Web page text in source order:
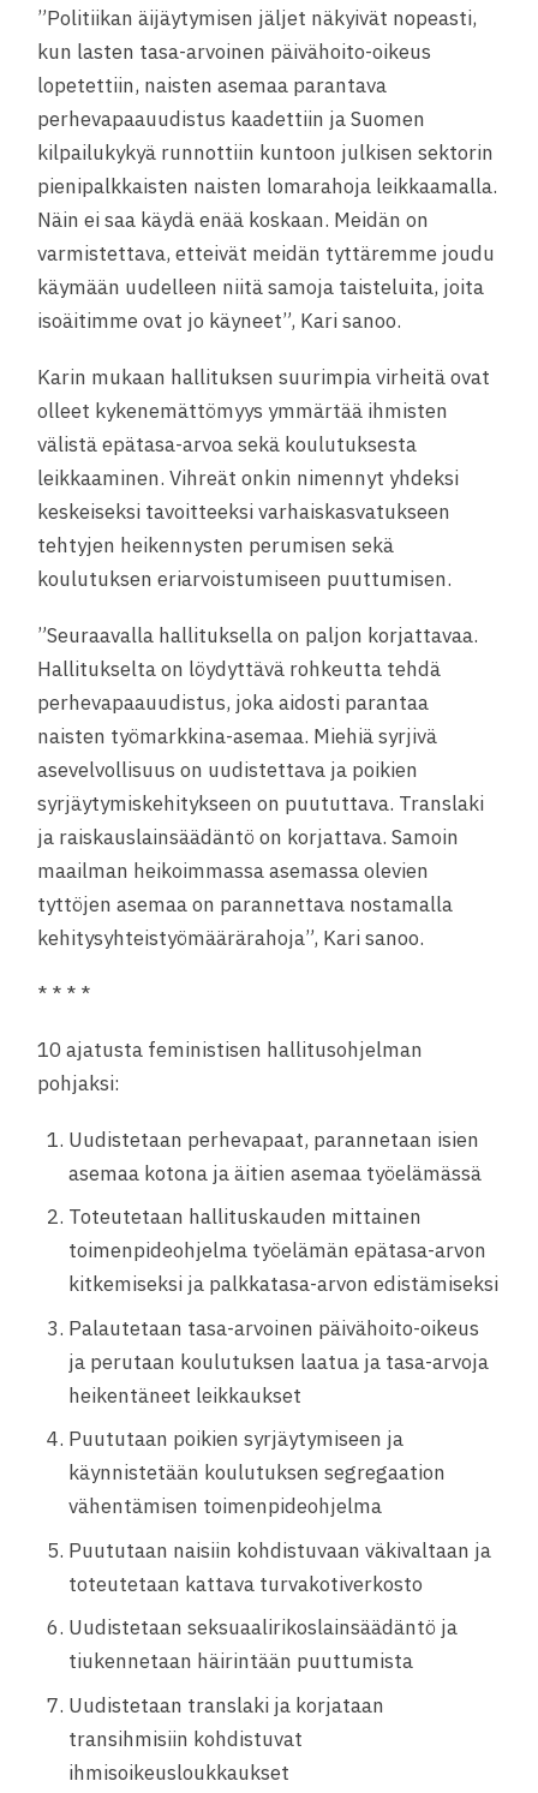
”Politiikan äijäytymisen jäljet näkyivät nopeasti,
kun lasten tasa-arvoinen päivähoito-oikeus
lopetettiin, naisten asemaa parantava
perhevapaauudistus kaadettiin ja Suomen
kilpailukykyä runnottiin kuntoon julkisen sektorin
pienipalkkaisten naisten lomarahoja leikkaamalla.
Näin ei saa käydä enää koskaan. Meidän on
varmistettava, etteivät meidän tyttäremme joudu
käymään uudelleen niitä samoja taisteluita, joita
isoäitimme ovat jo käyneet”, Kari sanoo.
Karin mukaan hallituksen suurimpia virheitä ovat
olleet kykenemättömyys ymmärtää ihmisten
välistä epätasa-arvoa sekä koulutuksesta
leikkaaminen. Vihreät onkin nimennyt yhdeksi
keskeiseksi tavoitteeksi varhaiskasvatukseen
tehtyjen heikennysten perumisen sekä
koulutuksen eriarvoistumiseen puuttumisen.
”Seuraavalla hallituksella on paljon korjattavaa.
Hallitukselta on löydyttävä rohkeutta tehdä
perhevapaauudistus, joka aidosti parantaa
naisten työmarkkina-asemaa. Miehiä syrjivä
asevelvollisuus on uudistettava ja poikien
syrjäytymiskehitykseen on puututtava. Translaki
ja raiskauslainsäädäntö on korjattava. Samoin
maailman heikoimmassa asemassa olevien
tyttöjen asemaa on parannettava nostamalla
kehitysyhteistyömäärärahoja”, Kari sanoo.
* * * *
10 ajatusta feministisen hallitusohjelman
pohjaksi:
Uudistetaan perhevapaat, parannetaan isien
asemaa kotona ja äitien asemaa työelämässä
Toteutetaan hallituskauden mittainen
toimenpideohjelma työelämän epätasa-arvon
kitkemiseksi ja palkkatasa-arvon edistämiseksi
Palautetaan tasa-arvoinen päivähoito-oikeus
ja perutaan koulutuksen laatua ja tasa-arvoja
heikentäneet leikkaukset
Puututaan poikien syrjäytymiseen ja
käynnistetään koulutuksen segregaation
vähentämisen toimenpideohjelma
Puututaan naisiin kohdistuvaan väkivaltaan ja
toteutetaan kattava turvakotiverkosto
Uudistetaan seksuaalirikoslainsäädäntö ja
tiukennetaan häirintään puuttumista
Uudistetaan translaki ja korjataan
transihmisiin kohdistuvat
ihmisoikeusloukkaukset